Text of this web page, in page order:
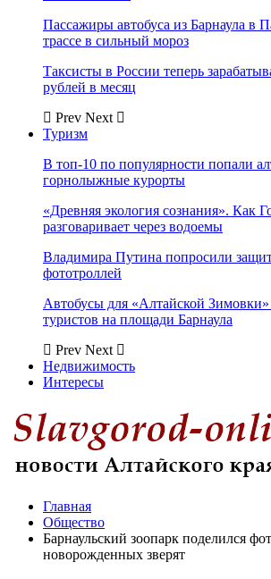
Пассажиры автобуса из Барнаула в
трассе в сильный мороз
Таксисты в России теперь
рублей в месяц
Prev Next
Туризм
В топ-10 по популярности попали
горнолыжные курорты
«Древняя экология сознания». Как
разговаривает через водоемы
Владимира Путина попросили
фототроллей
Автобусы для «Алтайской Зимовки»
туристов на площади Барнаула
Prev Next
Недвижимость
Интересы
Главная
Общество
Барнаульский зоопарк поделился
новорожденных зверят